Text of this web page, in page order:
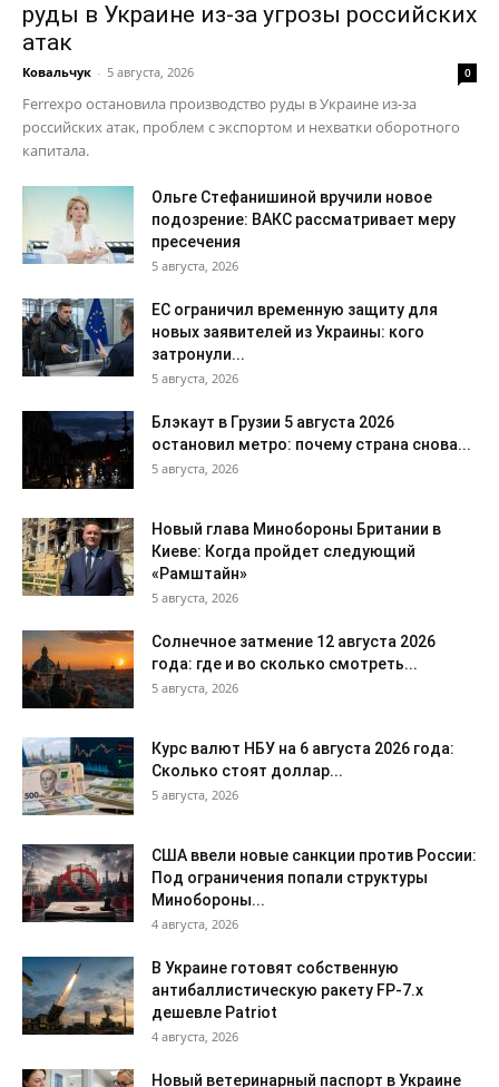
руды в Украине из-за угрозы российских
атак
Ковальчук - 5 августа, 2026 0
Ferrexpo остановила производство руды в Украине из-за
российских атак, проблем с экспортом и нехватки оборотного
капитала.
Ольге Стефанишиной вручили новое
подозрение: ВАКС рассматривает меру
пресечения
5 августа, 2026
ЕС ограничил временную защиту для
новых заявителей из Украины: кого
затронули...
5 августа, 2026
Блэкаут в Грузии 5 августа 2026
остановил метро: почему страна снова...
5 августа, 2026
Новый глава Минобороны Британии в
Киеве: Когда пройдет следующий
«Рамштайн»
5 августа, 2026
Солнечное затмение 12 августа 2026
года: где и во сколько смотреть...
5 августа, 2026
Курс валют НБУ на 6 августа 2026 года:
Сколько стоят доллар...
5 августа, 2026
США ввели новые санкции против России:
Под ограничения попали структуры
Минобороны...
4 августа, 2026
В Украине готовят собственную
антибаллистическую ракету FP-7.x
дешевле Patriot
4 августа, 2026
Новый ветеринарный паспорт в Украине